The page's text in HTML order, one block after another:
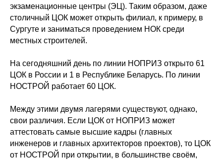
экзаменационные центры (ЭЦ). Таким образом, даже
столичный ЦОК может открыть филиал, к примеру, в
Сургуте и заниматься проведением НОК среди
местных строителей.
На сегодняшний день по линии НОПРИЗ открыто 61
ЦОК в России и 1 в Республике Беларусь. По линии
НОСТРОЙ работает 60 ЦОК.
Между этими двумя лагерями существуют, однако,
свои различия. Если ЦОК от НОПРИЗ может
аттестовать самые высшие кадры (главных
инженеров и главных архитекторов проектов), то ЦОК
от НОСТРОЙ при открытии, в большинстве своём,